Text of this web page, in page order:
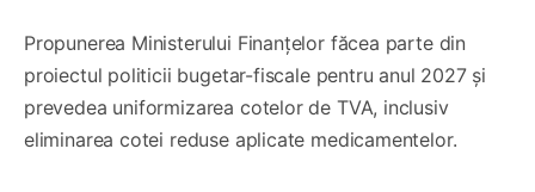
Propunerea Ministerului Finanțelor făcea parte din
proiectul politicii bugetar-fiscale pentru anul 2027 și
prevedea uniformizarea cotelor de TVA, inclusiv
eliminarea cotei reduse aplicate medicamentelor.